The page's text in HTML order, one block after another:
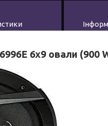
6x9 овали (900